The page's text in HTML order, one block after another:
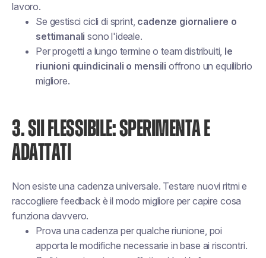
lavoro.
Se gestisci cicli di sprint, cadenze giornaliere o
settimanali sono l'ideale.
Per progetti a lungo termine o team distribuiti, le
riunioni quindicinali o mensili offrono un equilibrio
migliore.
3. SII FLESSIBILE: SPERIMENTA E
ADATTATI
Non esiste una cadenza universale. Testare nuovi ritmi e
raccogliere feedback è il modo migliore per capire cosa
funziona davvero.
Prova una cadenza per qualche riunione, poi
apporta le modifiche necessarie in base ai riscontri.